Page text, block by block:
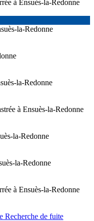
à Ensuès-la-Redonne
la-Redonne
la-Redonne
à Ensuès-la-Redonne
la-Redonne
la-Redonne
à Ensuès-la-Redonne
Recherche de fuite